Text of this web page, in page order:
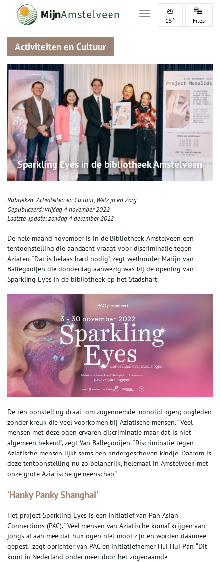
Toggle navigation
15° Files
Activiteiten en Cultuur
Sparkling Eyes in de bibliotheek Amstelveen
Rubrieken:Activiteiten en Cultuur, Welzijn en Zorg
Gepubliceerd:vrijdag 4 november 2022
Laatste update:zondag 4 december 2022
De hele maand november is in de Bibliotheek Amstelveen een
tentoonstelling die aandacht vraagt voor discriminatie tegen
Aziaten. “Dat is helaas hard nodig”, zegt wethouder Marijn van
Ballegooijen die donderdag aanwezig was bij de opening van
Sparkling Eyes in de bibliotheek op het Stadshart.
De tentoonstelling draait om zogenoemde monolid ogen; oogleden
zonder kreuk die veel voorkomen bij Aziatische mensen. “Veel
mensen met deze ogen ervaren discriminatie maar dat is niet
algemeen bekend”, zegt Van Ballegooijen. “Discriminatie tegen
Aziatische mensen lijkt soms een ondergeschoven kindje. Daarom is
deze tentoonstelling nu zo belangrijk, helemaal in Amstelveen met
onze grote Aziatische gemeenschap.”
‘Hanky Panky Shanghai’
Het project Sparkling Eyes is een initiatief van Pan Asian
Connections (PAC). “Veel mensen van Aziatische komaf krijgen van
jongs af aan mee dat hun ogen niet mooi zijn en worden daarmee
gepest,” zegt oprichter van PAC en initiatiefnemer Hui Hui Pan. “Dit
komt in Nederland onder meer door het zogenaamde